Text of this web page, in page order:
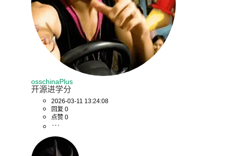
osschinaPlus
开源进学分
2026-03-11 13:24:08
回复 0
点赞 0